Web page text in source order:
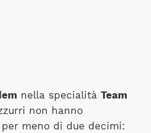
nella specialità Team
non hanno
meno di due decimi: